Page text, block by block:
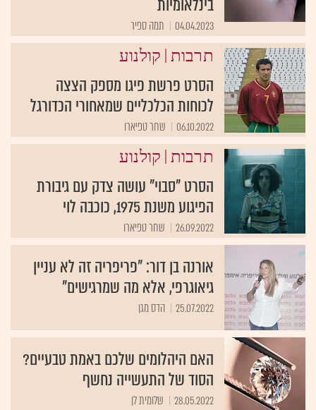
בינלאומיות
04.04.2023 תמה ספיר
תרבות | קולנוע
הסרט פרשת פיגו מספק הצצה
לכוחות הכלכליים שמאחורי הכדורגל
06.10.2022 שחר טפיארו
תרבות | קולנוע
הסרט "סבוי" עושה צדק עם גיבורת
הפיגוע משנת 1975, כוכבה לוי
26.09.2022 שחר טפיארו
אורנה בן דור: "פריפריה זה לא עניין
גיאוגרפי, אלא מה שמרגישים"
25.07.2022 הדס מגן
האם היהלומים שלכם באמת טבעיים?
הסוד של התעשייה נחשף
28.05.2022 שלומית לן